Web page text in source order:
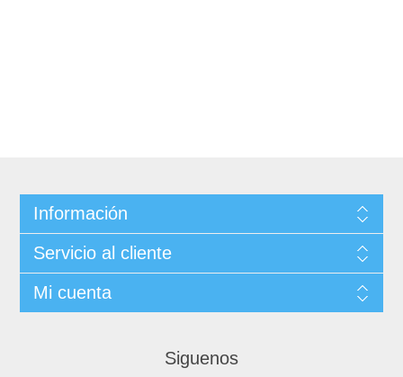
Información
Servicio al cliente
Mi cuenta
Siguenos